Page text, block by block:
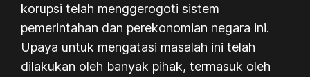
korupsi telah menggerogoti sistem
pemerintahan dan perekonomian negara ini.
Upaya untuk mengatasi masalah ini telah
dilakukan oleh banyak pihak, termasuk oleh